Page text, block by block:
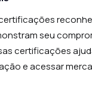
seu
certificações
e acessar